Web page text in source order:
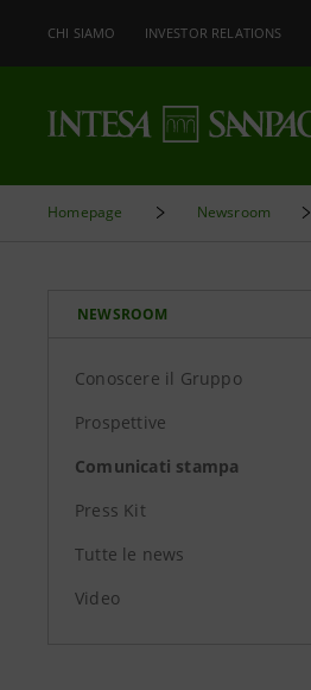
CHI SIAMO INVESTOR RELATIONS
Homepage Newsroom
NEWSROOM
Conoscere il Gruppo
Prospettive
Comunicati stampa
Press Kit
Tutte le news
Video